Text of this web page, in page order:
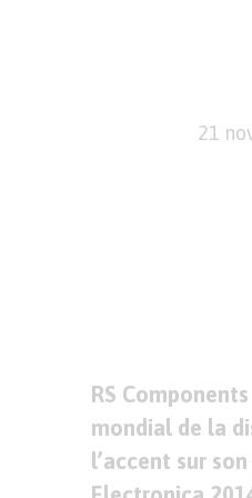
21
RS
mondial de la
l’accent sur